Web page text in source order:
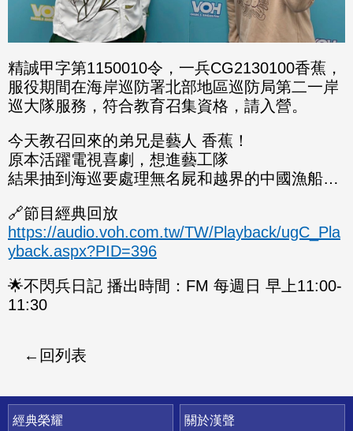
精誠甲字第1150010令，一兵CG2130100香蕉，
服役期間在海岸巡防署北部地區巡防局第二一岸
巡大隊服務，符合教育召集資格，請入營。
今天教召回來的弟兄是藝人 香蕉！
原本活躍電視喜劇，想進藝工隊
結果抽到海巡要處理無名屍和越界的中國漁船…
🔗節目經典回放
https://audio.voh.com.tw/TW/Playback/ugC_Pla
yback.aspx?PID=396
🌟不閃兵日記 播出時間：FM 每週日 早上11:00-
11:30
回列表
快速連結
經典榮耀
關於漢聲